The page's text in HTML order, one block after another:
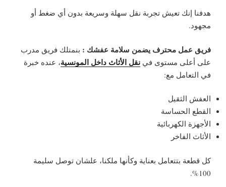
هدفنا إنك تعيش تجربة نقل سهلة وسريعة بدون أي ضغط أو
مجهود.
فريق عمل محترف يضمن سلامة عفشك : بنمتلك فريق مدرب
على أعلى مستوى في نقل الأثاث داخل المونسية، عنده خبرة
في التعامل مع:
العفش الثقيل
القطع الحساسة
الأجهزة الكهربائية
الأثاث الفاخر
كل قطعة بتتعامل بعناية وكأنها ملكنا، علشان توصل سليمة
100%.